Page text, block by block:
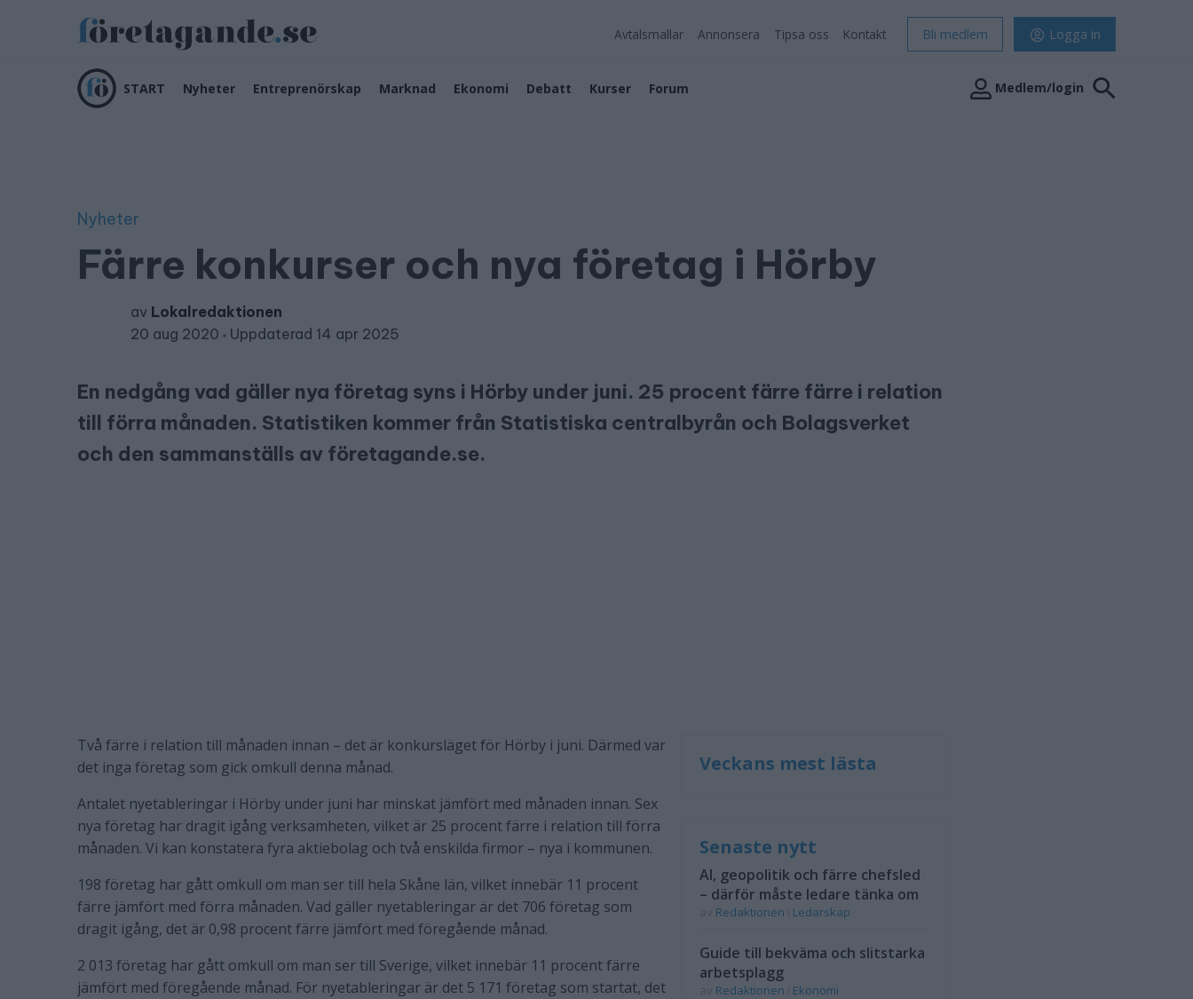
Avtalsmallar Annonsera Tipsa oss Kontakt Bli medlem Logga in
START Nyheter Entreprenörskap Marknad Ekonomi Debatt Kurser Forum Medlem/login
Nyheter
Färre konkurser och nya företag i Hörby
av Lokalredaktionen
20 aug 2020
Uppdaterad 14 apr 2025
En nedgång vad gäller nya företag syns i Hörby under juni. 25 procent färre färre i relation
till förra månaden. Statistiken kommer från Statistiska centralbyrån och Bolagsverket
och den sammanställs av företagande.se.
Två färre i relation till månaden innan – det är konkursläget för Hörby i juni. Därmed var
det inga företag som gick omkull denna månad.
Antalet nyetableringar i Hörby under juni har minskat jämfört med månaden innan. Sex
nya företag har dragit igång verksamheten, vilket är 25 procent färre i relation till förra
månaden. Vi kan konstatera fyra aktiebolag och två enskilda firmor – nya i kommunen.
198 företag har gått omkull om man ser till hela Skåne län, vilket innebär 11 procent
färre jämfört med förra månaden. Vad gäller nyetableringar är det 706 företag som
dragit igång, det är 0,98 procent färre jämfört med föregående månad.
2 013 företag har gått omkull om man ser till Sverige, vilket innebär 11 procent färre
jämfört med föregående månad. För nyetableringar är det 5 171 företag som startat, det
Veckans mest lästa
Senaste nytt
AI, geopolitik och färre chefsled
– därför måste ledare tänka om
Redaktionen Ledarskap
Guide till bekväma och slitstarka
arbetsplagg
Redaktionen Ekonomi